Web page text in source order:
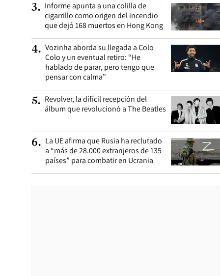
3. Informe apunta a una colilla de
cigarrillo como origen del incendio
que dejó 168 muertos en Hong Kong
4. Vozinha aborda su llegada a Colo
Colo y un eventual retiro: “He
hablado de parar, pero tengo que
pensar con calma”
5. Revolver, la difícil recepción del
álbum que revolucionó a The Beatles
6. La UE afirma que Rusia ha reclutado
a “más de 28.000 extranjeros de 135
países” para combatir en Ucrania